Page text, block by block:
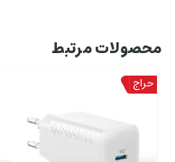
محصولات مرتبط